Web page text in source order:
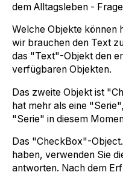
dem Alltagsleben -
Welche Objekte können
wir brauchen den Text
das "Text"-Objekt den
verfügbaren Objekten.
Das zweite Objekt ist
hat mehr als eine
"Serie" in diesem
Das "CheckBox"-
haben, verwenden Sie
antworten. Nach dem